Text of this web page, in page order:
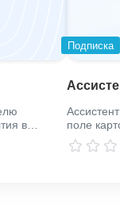
в
Подписка
поле
следить